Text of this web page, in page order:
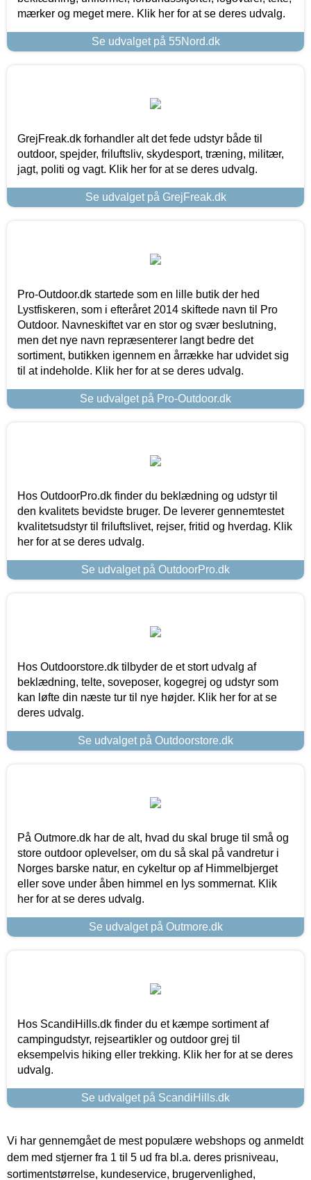
mærker og meget mere. Klik her for at se deres udvalg.
Se udvalget på 55Nord.dk
GrejFreak.dk forhandler alt det fede udstyr både til
outdoor, spejder, friluftsliv, skydesport, træning, militær,
jagt, politi og vagt. Klik her for at se deres udvalg.
Se udvalget på GrejFreak.dk
Pro-Outdoor.dk startede som en lille butik der hed
Lystfiskeren, som i efteråret 2014 skiftede navn til Pro
Outdoor. Navneskiftet var en stor og svær beslutning,
men det nye navn repræsenterer langt bedre det
sortiment, butikken igennem en årrække har udvidet sig
til at indeholde. Klik her for at se deres udvalg.
Se udvalget på Pro-Outdoor.dk
Hos OutdoorPro.dk finder du beklædning og udstyr til
den kvalitets bevidste bruger. De leverer gennemtestet
kvalitetsudstyr til friluftslivet, rejser, fritid og hverdag. Klik
her for at se deres udvalg.
Se udvalget på OutdoorPro.dk
Hos Outdoorstore.dk tilbyder de et stort udvalg af
beklædning, telte, soveposer, kogegrej og udstyr som
kan løfte din næste tur til nye højder. Klik her for at se
deres udvalg.
Se udvalget på Outdoorstore.dk
På Outmore.dk har de alt, hvad du skal bruge til små og
store outdoor oplevelser, om du så skal på vandretur i
Norges barske natur, en cykeltur op af Himmelbjerget
eller sove under åben himmel en lys sommernat. Klik
her for at se deres udvalg.
Se udvalget på Outmore.dk
Hos ScandiHills.dk finder du et kæmpe sortiment af
campingudstyr, rejseartikler og outdoor grej til
eksempelvis hiking eller trekking. Klik her for at se deres
udvalg.
Se udvalget på ScandiHills.dk
Vi har gennemgået de mest populære webshops og anmeldt
dem med stjerner fra 1 til 5 ud fra bl.a. deres prisniveau,
sortimentstørrelse, kundeservice, brugervenlighed,